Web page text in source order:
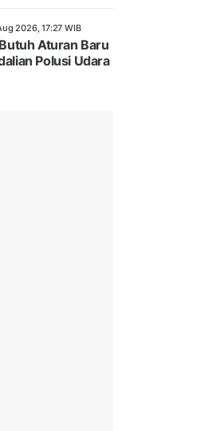
2026, 17:27 WIB
Aturan Baru
Polusi Udara